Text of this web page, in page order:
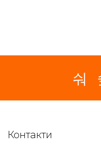
Контакти